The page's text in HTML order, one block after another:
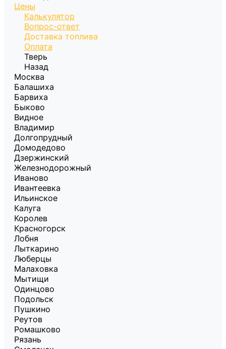
Цены
Калькулятор
Вопрос-ответ
Доставка топлива
Оплата
Тверь
Назад
Москва
Балашиха
Барвиха
Быково
Видное
Владимир
Долгопрудный
Домодедово
Дзержинский
Железнодорожный
Иваново
Ивантеевка
Ильинское
Калуга
Королев
Красногорск
Лобня
Лыткарино
Люберцы
Малаховка
Мытищи
Одинцово
Подольск
Пушкино
Реутов
Ромашково
Рязань